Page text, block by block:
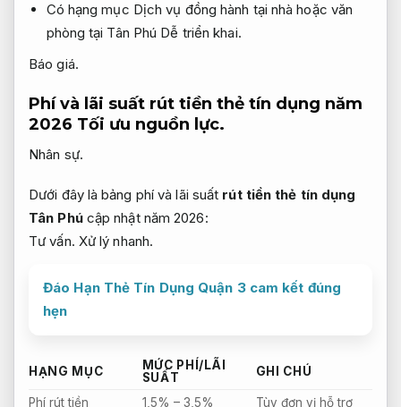
Có hạng mục Dịch vụ đồng hành tại nhà hoặc văn
phòng tại Tân Phú Dễ triển khai.
Báo giá.
Phí và lãi suất rút tiền thẻ tín dụng năm
2026 Tối ưu nguồn lực.
Nhân sự.
Dưới đây là bảng phí và lãi suất rút tiền thẻ tín dụng
Tân Phúcập nhật năm 2026:
Tư vấn. Xử lý nhanh.
Đáo Hạn Thẻ Tín Dụng Quận 3 cam kết đúng
hẹn
HẠNG MỤC
MỨC PHÍ/LÃI
SUẤT
GHI CHÚ
Phí rút tiền 1,5% – 3,5% Tùy đơn vị hỗ trợ